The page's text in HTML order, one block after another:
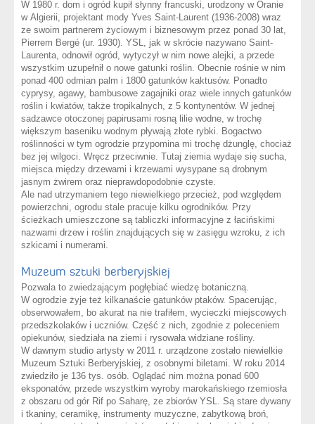
W 1980 r. dom i ogród kupił słynny francuski, urodzony w Oranie
w Algierii, projektant mody Yves Saint-Laurent (1936-2008) wraz
ze swoim partnerem życiowym i biznesowym przez ponad 30 lat,
Pierrem Bergé (ur. 1930). YSL, jak w skrócie nazywano Saint-
Laurenta, odnowił ogród, wytyczył w nim nowe alejki, a przede
wszystkim uzupełnił o nowe gatunki roślin. Obecnie rośnie w nim
ponad 400 odmian palm i 1800 gatunków kaktusów. Ponadto
cyprysy, agawy, bambusowe zagajniki oraz wiele innych gatunków
roślin i kwiatów, także tropikalnych, z 5 kontynentów. W jednej
sadzawce otoczonej papirusami rosną lilie wodne, w trochę
większym baseniku wodnym pływają złote rybki. Bogactwo
roślinności w tym ogrodzie przypomina mi trochę dżunglę, chociaż
bez jej wilgoci. Wręcz przeciwnie. Tutaj ziemia wydaje się sucha,
miejsca między drzewami i krzewami wysypane są drobnym
jasnym żwirem oraz nieprawdopodobnie czyste.
Ale nad utrzymaniem tego niewielkiego przecież, pod względem
powierzchni, ogrodu stale pracuje kilku ogrodników. Przy
ścieżkach umieszczone są tabliczki informacyjne z łacińskimi
nazwami drzew i roślin znajdujących się w zasięgu wzroku, z ich
szkicami i numerami.
Muzeum sztuki berberyjskiej
Pozwala to zwiedzającym pogłębiać wiedzę botaniczną.
W ogrodzie żyje też kilkanaście gatunków ptaków. Spacerując,
obserwowałem, bo akurat na nie trafiłem, wycieczki miejscowych
przedszkolaków i uczniów. Część z nich, zgodnie z poleceniem
opiekunów, siedziała na ziemi i rysowała widziane rośliny.
W dawnym studio artysty w 2011 r. urządzone zostało niewielkie
Muzeum Sztuki Berberyjskiej, z osobnymi biletami. W roku 2014
zwiedziło je 136 tys. osób. Oglądać nim można ponad 600
eksponatów, przede wszystkim wyroby marokańskiego rzemiosła
z obszaru od gór Rif po Saharę, ze zbiorów YSL. Są stare dywany
i tkaniny, ceramikę, instrumenty muzyczne, zabytkową broń,